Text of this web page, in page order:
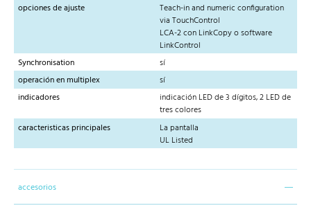
opciones de ajuste
Teach-in and numeric configuration
via TouchControl
LCA-2 con LinkCopy o software
LinkControl
Synchronisation
sí
operación en multiplex
sí
indicadores
indicación LED de 3 dígitos, 2 LED de
tres colores
caracteristicas principales
La pantalla
UL Listed
accesorios